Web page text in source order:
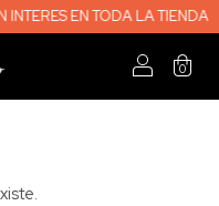
EN TODA LA TIENDA
0